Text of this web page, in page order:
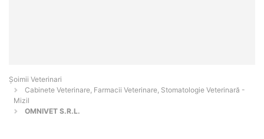
Șoimii Veterinari
Cabinete Veterinare, Farmacii Veterinare, Stomatologie Veterinară -
Mizil
OMNIVET S.R.L.